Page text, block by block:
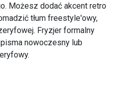
Możesz dodać akcent retro
tłum freestyle'owy,
Fryzjer formalny
nowoczesny lub